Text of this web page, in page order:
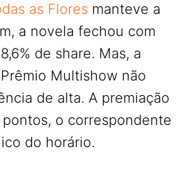
as Flores manteve a
a novela fechou com
de share. Mas, a
Multishow não
de alta. A premiação
o correspondente
do horário.